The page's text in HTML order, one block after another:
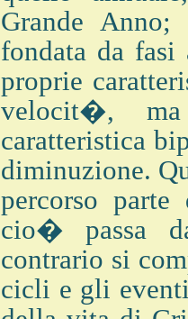
Grande
fondata da fasi
proprie
velocit�,
caratteristica
diminuzione.
percorso parte
cio� passa
contrario si
cicli e gli